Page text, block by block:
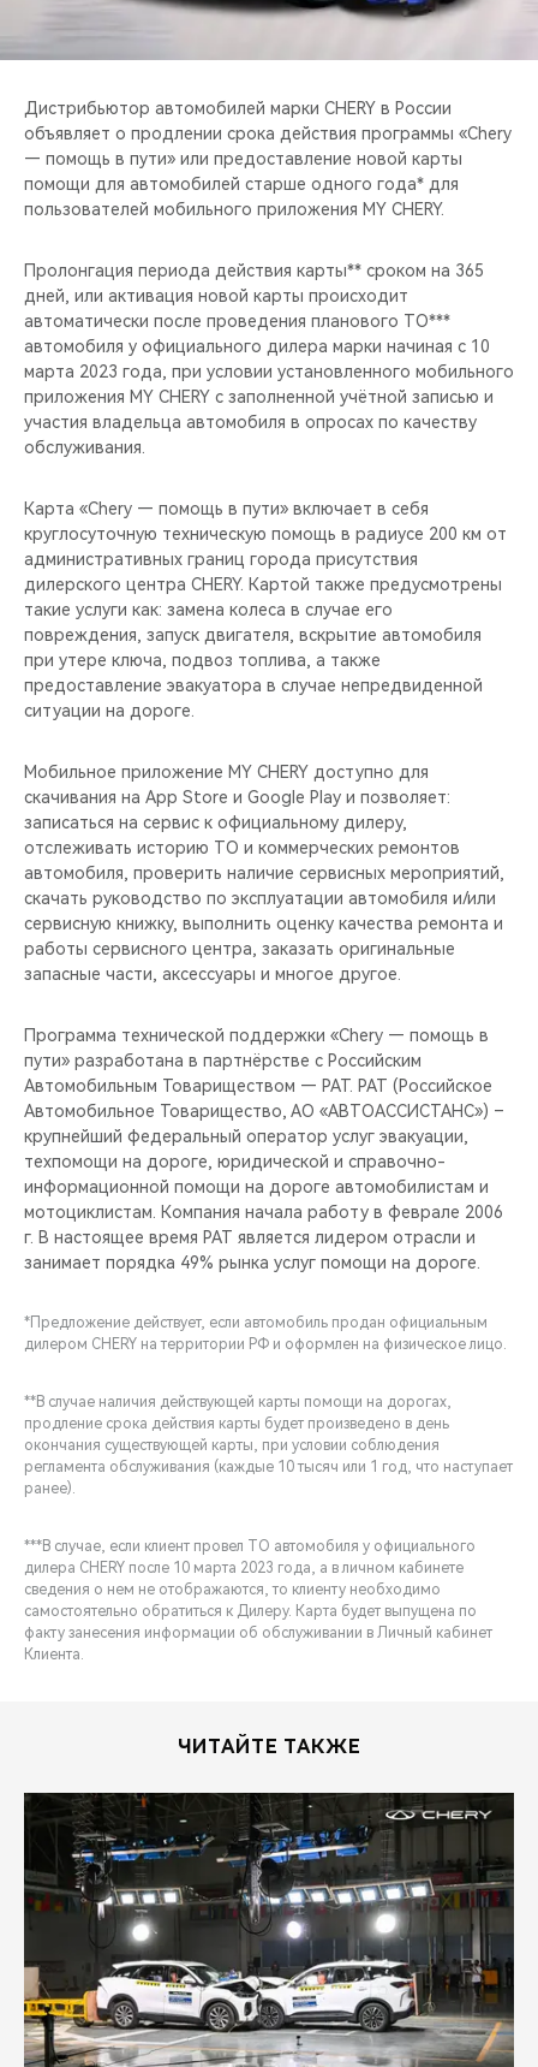
CHERY И СПОРТ
НАШИ МЕРОПРИЯТИЯ
ВИДЕООБЗОРЫ
Дистрибьютор автомобилей марки CHERY в России
объявляет о продлении срока действия программы «Chery
— помощь в пути» или предоставление новой карты
помощи для автомобилей старше одного года* для
пользователей мобильного приложения MY CHERY.
Пролонгация периода действия карты** сроком на 365
дней, или активация новой карты происходит
автоматически после проведения планового ТО***
автомобиля у официального дилера марки начиная с 10
марта 2023 года, при условии установленного мобильного
приложения MY CHERY c заполненной учётной записью и
участия владельца автомобиля в опросах по качеству
обслуживания.
Карта «Chery — помощь в пути» включает в себя
круглосуточную техническую помощь в радиусе 200 км от
административных границ города присутствия
дилерского центра CHERY. Картой также предусмотрены
такие услуги как: замена колеса в случае его
повреждения, запуск двигателя, вскрытие автомобиля
при утере ключа, подвоз топлива, а также
предоставление эвакуатора в случае непредвиденной
ситуации на дороге.
Мобильное приложение MY CHERY доступно для
скачивания на App Store и Google Play и позволяет:
записаться на сервис к официальному дилеру,
отслеживать историю ТО и коммерческих ремонтов
автомобиля, проверить наличие сервисных мероприятий,
скачать руководство по эксплуатации автомобиля и/или
сервисную книжку, выполнить оценку качества ремонта и
работы сервисного центра, заказать оригинальные
запасные части, аксессуары и многое другое.
Программа технической поддержки «Chery — помощь в
пути» разработана в партнёрстве с Российским
Автомобильным Товариществом — РАТ. РАТ (Российское
Автомобильное Товарищество, АО «АВТОАССИСТАНС») –
крупнейший федеральный оператор услуг эвакуации,
техпомощи на дороге, юридической и справочно-
информационной помощи на дороге автомобилистам и
мотоциклистам. Компания начала работу в феврале 2006
г. В настоящее время РАТ является лидером отрасли и
занимает порядка 49% рынка услуг помощи на дороге.
*Предложение действует, если автомобиль продан официальным
дилером CHERY на территории РФ и оформлен на физическое лицо.
**В случае наличия действующей карты помощи на дорогах,
продление срока действия карты будет произведено в день
окончания существующей карты, при условии соблюдения
регламента обслуживания (каждые 10 тысяч или 1 год, что наступает
ранее).
***В случае, если клиент провел ТО автомобиля у официального
дилера CHERY после 10 марта 2023 года, а в личном кабинете
сведения о нем не отображаются, то клиенту необходимо
самостоятельно обратиться к Дилеру. Карта будет выпущена по
факту занесения информации об обслуживании в Личный кабинет
Клиента.
ЧИТАЙТЕ ТАКЖЕ